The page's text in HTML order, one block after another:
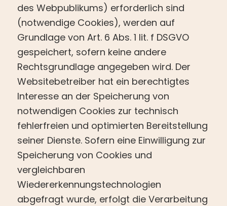
des Webpublikums) erforderlich sind
(notwendige Cookies), werden auf
Grundlage von Art. 6 Abs. 1 lit. f DSGVO
gespeichert, sofern keine andere
Rechtsgrundlage angegeben wird. Der
Websitebetreiber hat ein berechtigtes
Interesse an der Speicherung von
notwendigen Cookies zur technisch
fehlerfreien und optimierten Bereitstellung
seiner Dienste. Sofern eine Einwilligung zur
Speicherung von Cookies und
vergleichbaren
Wiedererkennungstechnologien
abgefragt wurde, erfolgt die Verarbeitung